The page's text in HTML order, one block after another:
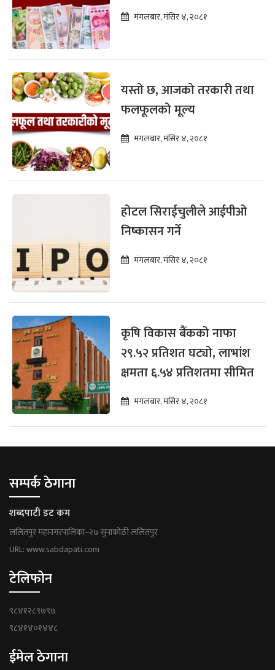
मंगलबार, मंसिर ४, २०८१
यस्तो छ, आजको तरकारी तथा
फलफूलको मूल्य
मंगलबार, मंसिर ४, २०८१
होटल सिराईचुलीले आईपीओ
निष्कासन गर्ने
मंगलबार, मंसिर ४, २०८१
कृषि विकास बैंकको नाफा
२९.५२ प्रतिशत घट्यो, लाभांश
क्षमता ६.५४ प्रतिशतमा सीमित
मंगलबार, मंसिर ४, २०८१
सम्पर्क ठेगाना
शब्दपाटी डट कम
ललितपुर महानगरपालिका–२७ सुनाकोठी ललितपुर
URL: www.sabdapati.com
टेलिफोन
९८४१२८९७९७
९८४१४०१४४८
ईमेल ठेगाना